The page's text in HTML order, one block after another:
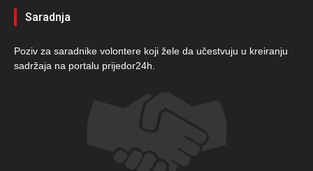
Saradnja
Poziv za saradnike volontere koji žele da učestvuju u kreiranju
sadržaja na portalu prijedor24h.